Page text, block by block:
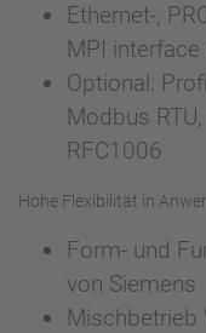
Ethernet-,
MPI
Optional:
Modbus
RFC1006
Hohe Flexibilität in
Form- und
von Siemens
Mischbetrieb